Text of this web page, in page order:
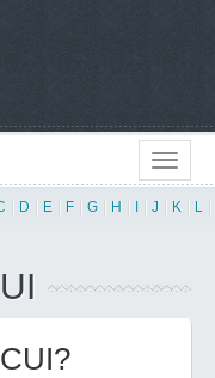
D E F G H J K L